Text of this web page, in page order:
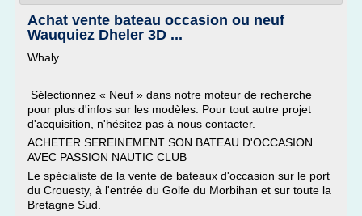
Achat vente bateau occasion ou neuf
Wauquiez Dheler 3D ...
Whaly
Sélectionnez « Neuf » dans notre moteur de recherche
pour plus d'infos sur les modèles. Pour tout autre projet
d'acquisition, n'hésitez pas à nous contacter.
ACHETER SEREINEMENT SON BATEAU D'OCCASION
AVEC PASSION NAUTIC CLUB
Le spécialiste de la vente de bateaux d'occasion sur le port
du Crouesty, à l'entrée du Golfe du Morbihan et sur toute la
Bretagne Sud.